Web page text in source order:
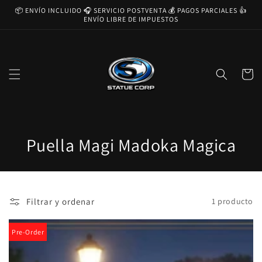
directamente
📦 ENVÍO INCLUIDO 🎧 SERVICIO POSTVENTA 💰 PAGOS PARCIALES 👍
ENVÍO LIBRE DE IMPUESTOS
Carrito
C
o
e
c
Puella Magi Madoka Magica
Filtrar y ordenar 1 producto
Pre-Order